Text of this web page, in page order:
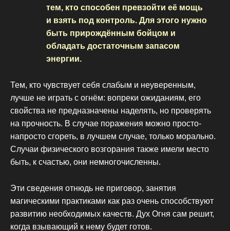
тем, кто способен превзойти её мощь
и взять под контроль. Для этого нужно
быть прирождённым бойцом и
обладать достаточным запасом
энергии.
Тем, кто чувствует себя слабым и неуверенным,
лучше не играть с огнём: вопреки ожиданиям, его
свойства не предназначены наделять, но проверять
на прочность. В случае поражения можно просто-
напросто сгореть, в лучшем случае, только морально.
Случаи физического возгорания также имели место
быть, к счастью, они немногочисленны.
Эти сведения отнюдь не приговор, занятия
магическими практиками как раз очень способствуют
развитию необходимых качеств. Дух Огня сам решит,
когда взывающий к нему будет готов.